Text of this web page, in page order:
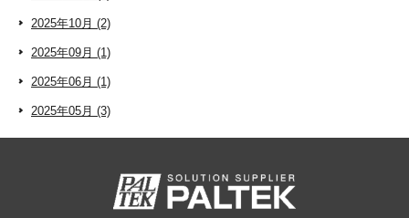
2025年10月 (2)
2025年09月 (1)
2025年06月 (1)
2025年05月 (3)